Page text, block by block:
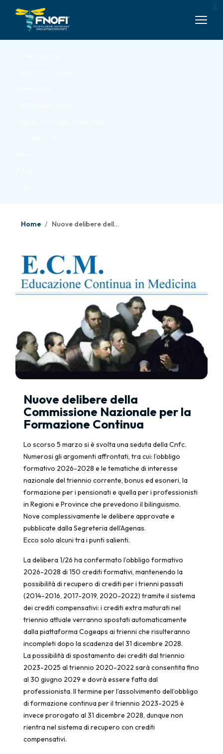
Skip to Main Content
Home Nuove delibere della Commissione Nazionale per la Formazione Continua
Nuove delibere della
Commissione Nazionale per la
Formazione Continua
Lo scorso 5 marzo si è svolta una seduta della Cnfc.
Numerosi gli argomenti affrontati, tra cui: l’obbligo
formativo 2026-2028 e le tematiche di interesse
nazionale del triennio corrente, bonus ed esoneri, la
formazione per i pensionati e quella per i professionisti
in Regioni e Province che prevedono il bilinguismo.
Nove complessivamente le delibere approvate e
pubblicate dalla Segreteria dell’Agenas.
Ecco solo alcuni tra i punti salienti.
La delibera 1/26 ha confermato l’obbligo formativo
2026-2028 di 150 crediti formativi, mantenendo la
possibilità di recupero di crediti per i trienni passati
(2014-2016, 2017-2019, 2020-2022) tramite il sistema
dei crediti compensativi: i crediti extra maturati nel
triennio attuale verranno spostati automaticamente
dalla piattaforma Cogeaps ai trienni che risulteranno
incompleti dopo la scadenza del 31 dicembre 2028.
La possibilità di spostamento dei crediti dal triennio
2023-2025 al triennio 2020-2022 sarà consentita fino
al 30 giugno 2029 e dovrà essere fatta dal
professionista. Il termine per l’assolvimento dell’obbligo
di formazione continua per il triennio 2023-2025 è
invece prorogato al 31 dicembre 2028, dunque non
rientra nel sistema di recupero con crediti
compensativi.